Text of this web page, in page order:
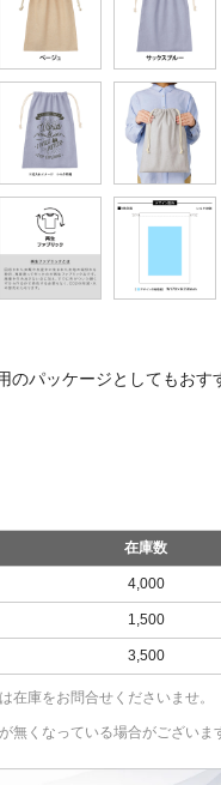
のパッケージとしてもおす
在庫数
4,000
1,500
3,500
庫をお問合せくださいませ。
無くなっている場合がございま